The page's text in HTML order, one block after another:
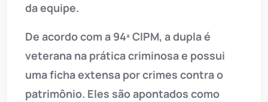
da equipe.
De acordo com a 94ª CIPM, a dupla é
veterana na prática criminosa e possui
uma ficha extensa por crimes contra o
patrimônio. Eles são apontados como